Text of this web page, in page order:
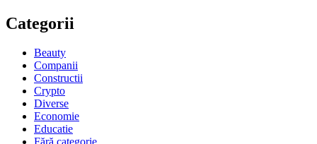
Categorii
Beauty
Companii
Constructii
Crypto
Diverse
Economie
Educatie